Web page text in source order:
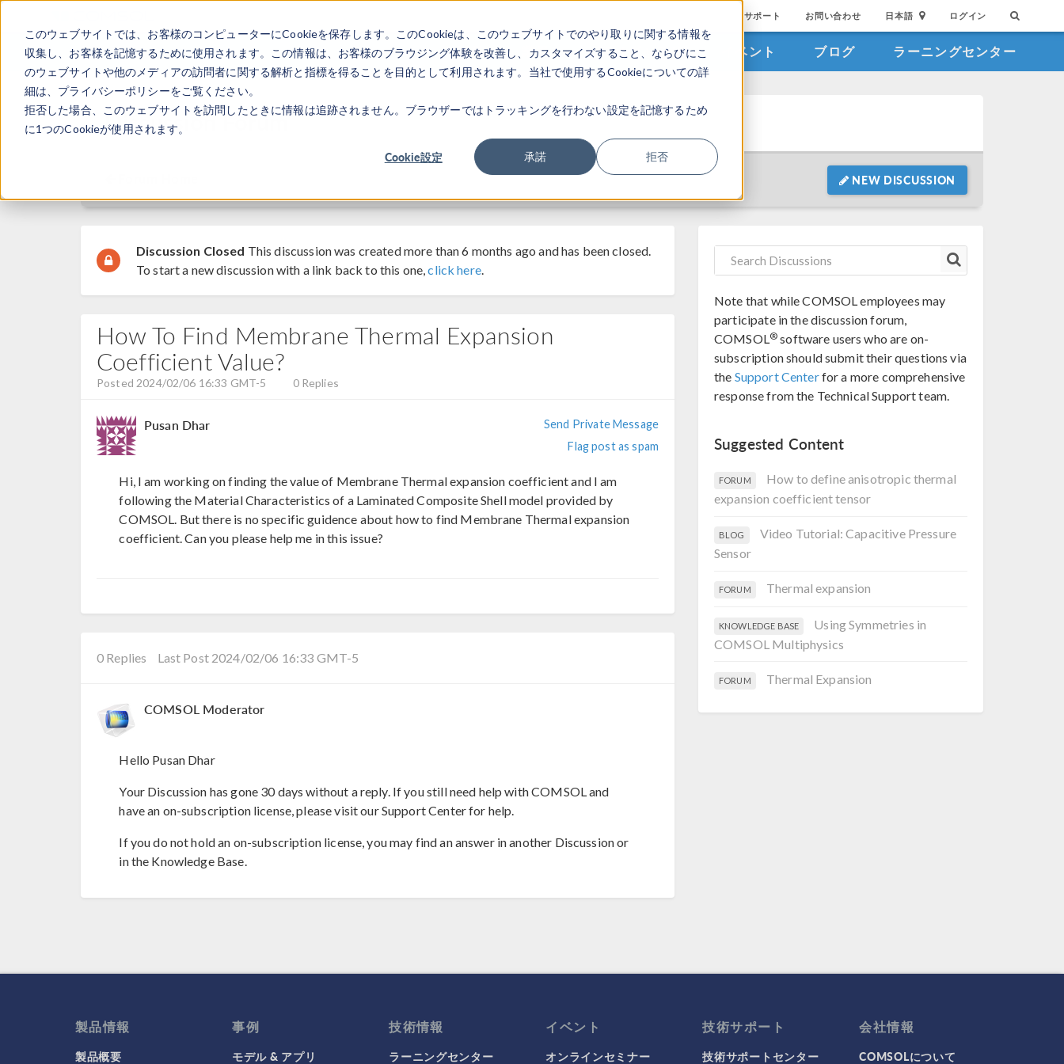
このウェブサイトでは、お客様のコンピューターにCookieを保存します。このCookieは、このウェブサイトでのやり取りに関する情報を
収集し、お客様を記憶するために使用されます。この情報は、お客様のブラウジング体験を改善し、カスタマイズすること、ならびにこ
のウェブサイトや他のメディアの訪問者に関する解析と指標を得ることを目的として利用されます。当社で使用するCookieについての詳
細は、プライバシーポリシーをご覧ください。
拒否した場合、このウェブサイトを訪問したときに情報は追跡されません。ブラウザーではトラッキングを行わない設定を記憶するため
に1つのCookieが使用されます。
Cookie設定 承諾 拒否
サポート お問い合わせ 日本語 ログイン
製品 業界 ビデオギャラリ イベント ブログ ラーニングセンター
Discussion Forum
NEW DISCUSSION
Discussion Closed This discussion was created more than 6 months ago and has been closed.
To start a new discussion with a link back to this one,click here.
How To Find Membrane Thermal Expansion
Coefficient Value?
Posted 2024/02/06 16:33 GMT-5 0 Replies
Pusan Dhar
Send Private Message
Flag post as spam
Hi, I am working on finding the value of Membrane Thermal expansion coefficient and I am
following the Material Characteristics of a Laminated Composite Shell model provided by
COMSOL. But there is no specific guidence about how to find Membrane Thermal expansion
coefficient. Can you please help me in this issue?
0 Replies Last Post 2024/02/06 16:33 GMT-5
COMSOL Moderator
Hello Pusan Dhar
Your Discussion has gone 30 days without a reply. If you still need help with COMSOL and
have an on-subscription license, please visit our Support Center for help.
If you do not hold an on-subscription license, you may find an answer in another Discussion or
in the Knowledge Base.
Note that while COMSOL employees may
participate in the discussion forum,
COMSOL® software users who are on-
subscription should submit their questions via
the Support Centerfor a more comprehensive
response from the Technical Support team.
Suggested Content
FORUM
How to define anisotropic thermal
expansion coefficient tensor
BLOG
Video Tutorial: Capacitive Pressure
Sensor
FORUM Thermal expansion
KNOWLEDGE BASE
Using Symmetries in
COMSOL Multiphysics
FORUM Thermal Expansion
製品情報
製品概要
事例
モデル & アプリ
技術情報
ラーニングセンター
イベント
オンラインセミナー
技術サポート
技術サポートセンター
会社情報
COMSOLについて